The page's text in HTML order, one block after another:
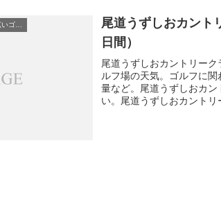
尾道うずしおカント
日間）
尾道うずしおカントリー
ルフ場の天気。ゴルフに
量など。尾道うずしおカ
い。尾道うずしおカント